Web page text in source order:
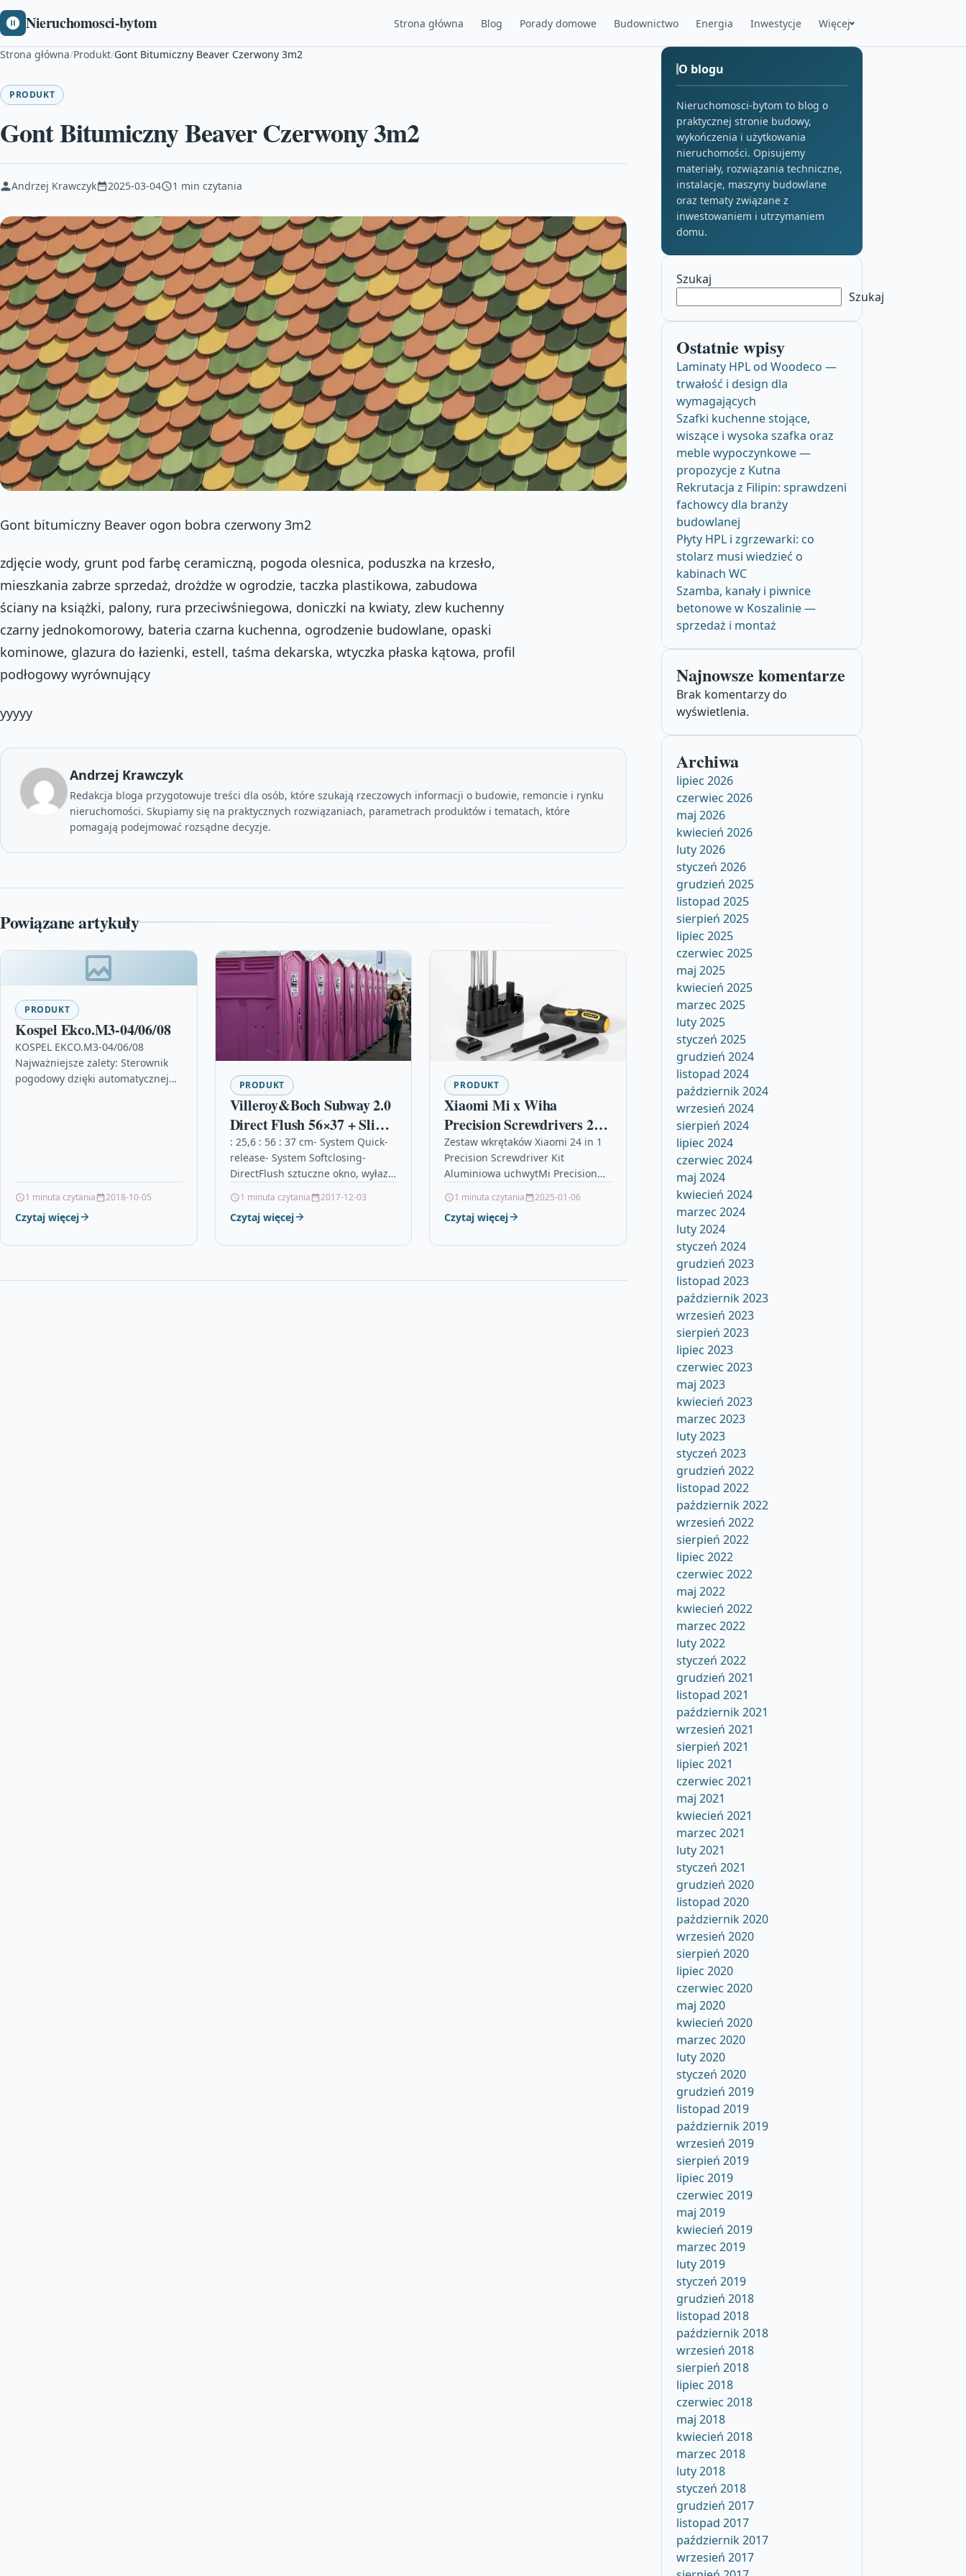
Nieruchomosci-bytom Strona główna Blog Porady domowe Budownictwo Energia Inwestycje Więcej
Strona główna/Produkt/Gont Bitumiczny Beaver Czerwony 3m2
PRODUKT
Gont Bitumiczny Beaver Czerwony 3m2
Andrzej Krawczyk 2025-03-04 1 min czytania
Gont bitumiczny Beaver ogon bobra czerwony 3m2
zdjęcie wody, grunt pod farbę ceramiczną, pogoda olesnica, poduszka na krzesło,
mieszkania zabrze sprzedaż, drożdże w ogrodzie, taczka plastikowa, zabudowa
ściany na książki, palony, rura przeciwśniegowa, doniczki na kwiaty, zlew kuchenny
czarny jednokomorowy, bateria czarna kuchenna, ogrodzenie budowlane, opaski
kominowe, glazura do łazienki, estell, taśma dekarska, wtyczka płaska kątowa, profil
podłogowy wyrównujący
yyyyy
Andrzej Krawczyk
Redakcja bloga przygotowuje treści dla osób, które szukają rzeczowych informacji o budowie, remoncie i rynku
nieruchomości. Skupiamy się na praktycznych rozwiązaniach, parametrach produktów i tematach, które
pomagają podejmować rozsądne decyzje.
Powiązane artykuły
PRODUKT
Kospel Ekco.M3-04/06/08
KOSPEL EKCO.M3-04/06/08
Najważniejsze zalety: Sterownik
pogodowy dzięki automatycznej
1 minuta czytania 2018-10-05
Czytaj więcej
PRODUKT
Villeroy&Boch Subway 2.0
Direct Flush 56×37 + Slim
Seat 5614R201
: 25,6 : 56 : 37 cm- System Quick-
release- System Softclosing-
DirectFlush sztuczne okno, wyłazy
wysięgniku, fluorek boru, olx…
1 minuta czytania 2017-12-03
Czytaj więcej
PRODUKT
Xiaomi Mi x Wiha
Precision Screwdrivers 24-
in-1 Zestaw Śrubokrętów
Zestaw wkrętaków Xiaomi 24 in 1
Precision Screwdriver Kit
Aluminiowa uchwytMi Precision
niezawodnych wkrętaków
precyzyjnych. Doskonale
1 minuta czytania 2025-01-06
Czytaj więcej
O blogu
Nieruchomosci-bytom to blog o
praktycznej stronie budowy,
wykończenia i użytkowania
nieruchomości. Opisujemy
materiały, rozwiązania techniczne,
instalacje, maszyny budowlane
oraz tematy związane z
inwestowaniem i utrzymaniem
domu.
Szukaj
Szukaj
Ostatnie wpisy
Laminaty HPL od Woodeco —
trwałość i design dla
wymagających
Szafki kuchenne stojące,
wiszące i wysoka szafka oraz
meble wypoczynkowe —
propozycje z Kutna
Rekrutacja z Filipin: sprawdzeni
fachowcy dla branży
budowlanej
Płyty HPL i zgrzewarki: co
stolarz musi wiedzieć o
kabinach WC
Szamba, kanały i piwnice
betonowe w Koszalinie —
sprzedaż i montaż
Najnowsze komentarze
Brak komentarzy do
wyświetlenia.
Archiwa
lipiec 2026
czerwiec 2026
maj 2026
kwiecień 2026
luty 2026
styczeń 2026
grudzień 2025
listopad 2025
sierpień 2025
lipiec 2025
czerwiec 2025
maj 2025
kwiecień 2025
marzec 2025
luty 2025
styczeń 2025
grudzień 2024
listopad 2024
październik 2024
wrzesień 2024
sierpień 2024
lipiec 2024
czerwiec 2024
maj 2024
kwiecień 2024
marzec 2024
luty 2024
styczeń 2024
grudzień 2023
listopad 2023
październik 2023
wrzesień 2023
sierpień 2023
lipiec 2023
czerwiec 2023
maj 2023
kwiecień 2023
marzec 2023
luty 2023
styczeń 2023
grudzień 2022
listopad 2022
październik 2022
wrzesień 2022
sierpień 2022
lipiec 2022
czerwiec 2022
maj 2022
kwiecień 2022
marzec 2022
luty 2022
styczeń 2022
grudzień 2021
listopad 2021
październik 2021
wrzesień 2021
sierpień 2021
lipiec 2021
czerwiec 2021
maj 2021
kwiecień 2021
marzec 2021
luty 2021
styczeń 2021
grudzień 2020
listopad 2020
październik 2020
wrzesień 2020
sierpień 2020
lipiec 2020
czerwiec 2020
maj 2020
kwiecień 2020
marzec 2020
luty 2020
styczeń 2020
grudzień 2019
listopad 2019
październik 2019
wrzesień 2019
sierpień 2019
lipiec 2019
czerwiec 2019
maj 2019
kwiecień 2019
marzec 2019
luty 2019
styczeń 2019
grudzień 2018
listopad 2018
październik 2018
wrzesień 2018
sierpień 2018
lipiec 2018
czerwiec 2018
maj 2018
kwiecień 2018
marzec 2018
luty 2018
styczeń 2018
grudzień 2017
listopad 2017
październik 2017
wrzesień 2017